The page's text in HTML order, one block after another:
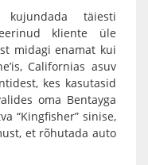
täiesti
kliente üle
midagi enamat kui
Californias asuv
kes kasutasid
oma Bentayga
“Kingfisher” sinise,
et rõhutada auto